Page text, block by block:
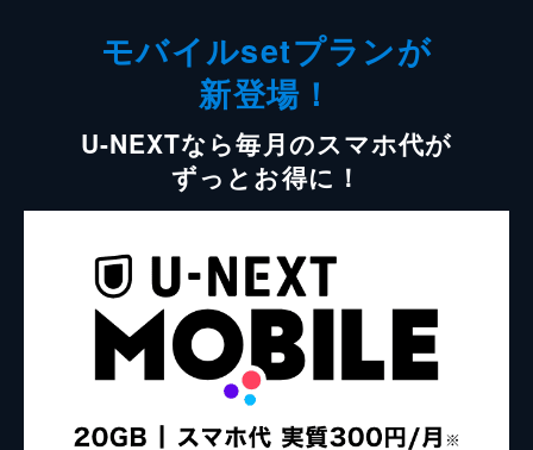
モバイルsetプランが
新登場！
U-NEXTなら毎月のスマホ代が
ずっとお得に！